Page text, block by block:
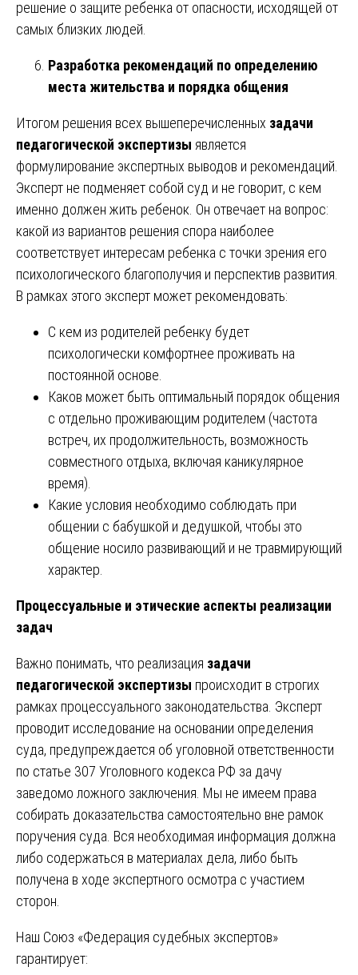
решение о защите ребенка от опасности, исходящей от
самых близких людей.
Разработка рекомендаций по определению
места жительства и порядка общения
Итогом решения всех вышеперечисленных задачи
педагогической экспертизы является
формулирование экспертных выводов и рекомендаций.
Эксперт не подменяет собой суд и не говорит, с кем
именно должен жить ребенок. Он отвечает на вопрос:
какой из вариантов решения спора наиболее
соответствует интересам ребенка с точки зрения его
психологического благополучия и перспектив развития.
В рамках этого эксперт может рекомендовать:
С кем из родителей ребенку будет
психологически комфортнее проживать на
постоянной основе.
Каков может быть оптимальный порядок общения
с отдельно проживающим родителем (частота
встреч, их продолжительность, возможность
совместного отдыха, включая каникулярное
время).
Какие условия необходимо соблюдать при
общении с бабушкой и дедушкой, чтобы это
общение носило развивающий и не травмирующий
характер.
Процессуальные и этические аспекты реализации
задач
Важно понимать, что реализация задачи
педагогической экспертизы происходит в строгих
рамках процессуального законодательства. Эксперт
проводит исследование на основании определения
суда, предупреждается об уголовной ответственности
по статье 307 Уголовного кодекса РФ за дачу
заведомо ложного заключения. Мы не имеем права
собирать доказательства самостоятельно вне рамок
поручения суда. Вся необходимая информация должна
либо содержаться в материалах дела, либо быть
получена в ходе экспертного осмотра с участием
сторон.
Наш Союз «Федерация судебных экспертов»
гарантирует: